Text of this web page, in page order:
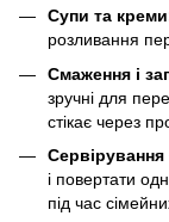
Супи та
розливання
Смаження і
зручні для
стікає через
Сервірування
і повертати
під час